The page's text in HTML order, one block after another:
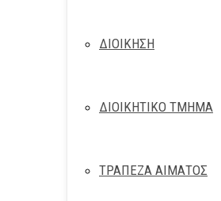
ΔΙΟΙΚΗΣΗ
ΔΙΟΙΚΗΤΙΚΟ ΤΜΗΜΑ
ΤΡΑΠΕΖΑ ΑΙΜΑΤΟΣ